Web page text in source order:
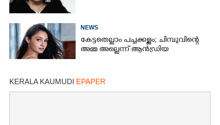
NEWS
കേട്ടതെല്ലാം പച്ചക്കള്ളം; ചിമ്പുവിന്റെ
അമ്മ അല്ലെന്ന് ആൻഡ്രിയ
KERALA KAUMUDI EPAPER